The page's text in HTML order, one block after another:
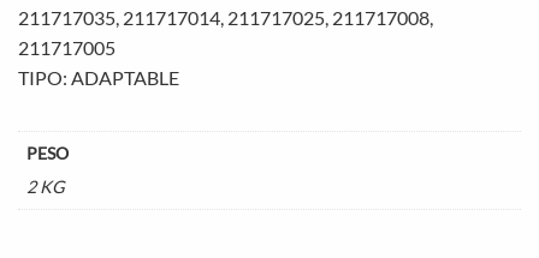
211717035, 211717014, 211717025, 211717008,
211717005
TIPO: ADAPTABLE
PESO
2 KG